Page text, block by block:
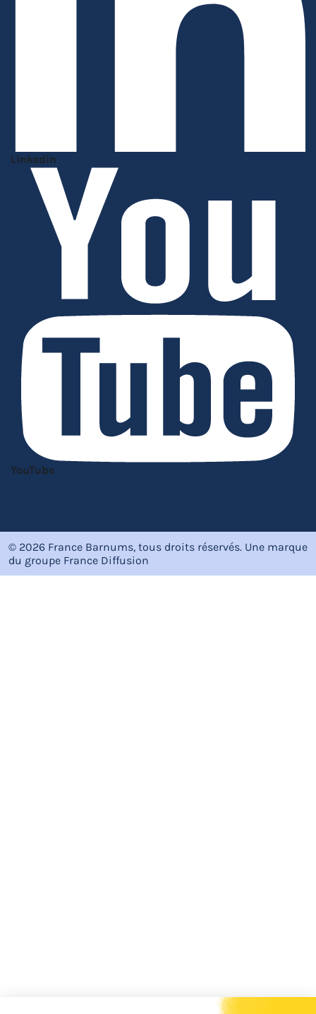
Linkedin
YouTube
© 2026 France Barnums, tous droits réservés. Une marque
du groupe France Diffusion